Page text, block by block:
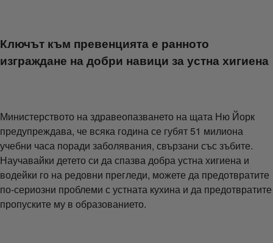
Ключът към превенцията е ранното
изграждане на добри навици за устна хигиена
Министерството на здравеопазването на щата Ню Йорк
предупреждава, че всяка година се губят 51 милиона
учебни часа поради заболявания, свързани със зъбите.
Научавайки детето си да спазва добра устна хигиена и
водейки го на редовни прегледи, можете да предотвратите
по-сериозни проблеми с устната кухина и да предотвратите
пропуските му в образованието.